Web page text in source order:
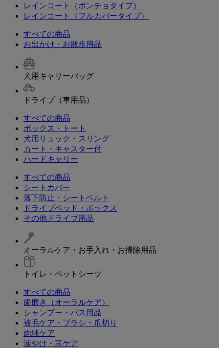
レインコート（ポンチョタイプ）
レインコート（フルカバータイプ）
すべての商品
お出かけ・お散歩用品
犬用キャリーバッグ
ドライブ（車用品）
すべての商品
ボックス・トート
犬用リュック・スリング
カート・キャスター付
ハードキャリー
すべての商品
シートカバー
落下防止・シートベルト
ドライブベッド・ボックス
その他ドライブ用品
オーラルケア・お手入れ・お掃除用品
トイレ・ペットシーツ
すべての商品
歯磨き（オーラルケア）
シャンプー・バス用品
被毛ケア・ブラシ・爪切り
肉球ケア
涙やけ・耳ケア